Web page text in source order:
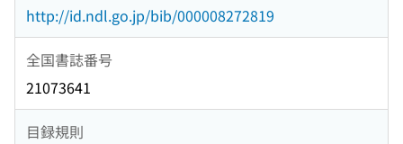
http://id.ndl.go.jp/bib/000008272819
全国書誌番号
21073641
目録規則